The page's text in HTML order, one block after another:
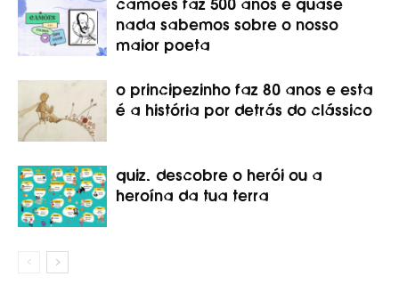
camões faz 500 anos e quase
nada sabemos sobre o nosso
maior poeta
o principezinho faz 80 anos e esta
é a história por detrás do clássico
quiz. descobre o herói ou a
heroína da tua terra